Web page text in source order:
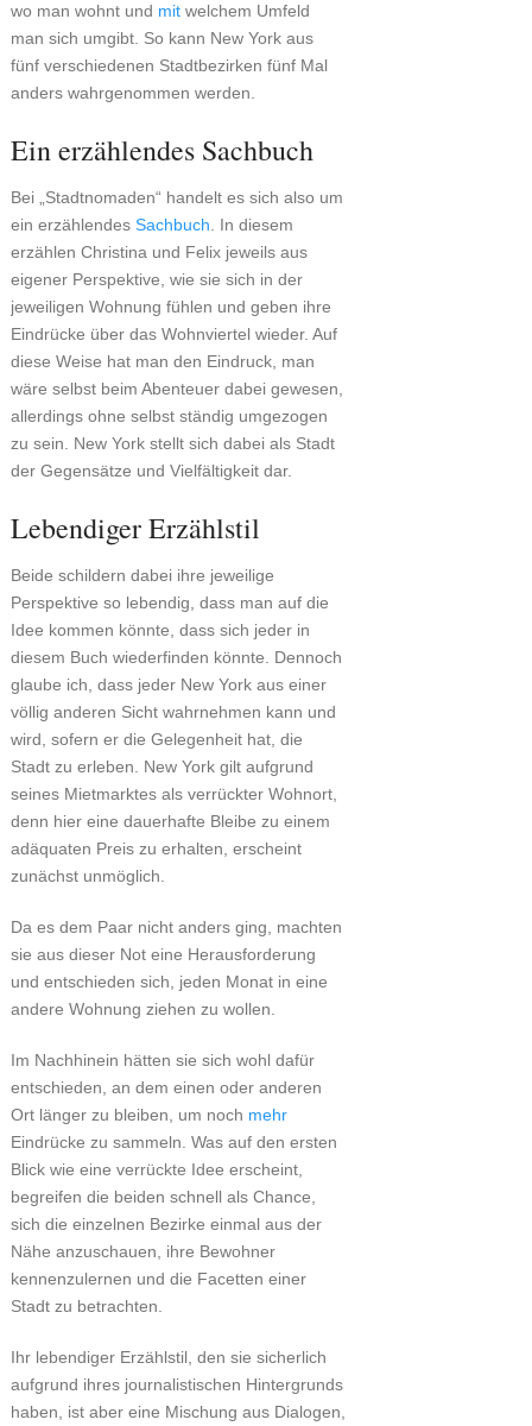
wo man wohnt und mitwelchem Umfeld
man sich umgibt. So kann New York aus
fünf verschiedenen Stadtbezirken fünf Mal
anders wahrgenommen werden.
Ein erzählendes Sachbuch
Bei „Stadtnomaden“ handelt es sich also um
ein erzählendes Sachbuch . In diesem
erzählen Christina und Felix jeweils aus
eigener Perspektive, wie sie sich in der
jeweiligen Wohnung fühlen und geben ihre
Eindrücke über das Wohnviertel wieder. Auf
diese Weise hat man den Eindruck, man
wäre selbst beim Abenteuer dabei gewesen,
allerdings ohne selbst ständig umgezogen
zu sein. New York stellt sich dabei als Stadt
der Gegensätze und Vielfältigkeit dar.
Lebendiger Erzählstil
Beide schildern dabei ihre jeweilige
Perspektive so lebendig, dass man auf die
Idee kommen könnte, dass sich jeder in
diesem Buch wiederfinden könnte. Dennoch
glaube ich, dass jeder New York aus einer
völlig anderen Sicht wahrnehmen kann und
wird, sofern er die Gelegenheit hat, die
Stadt zu erleben. New York gilt aufgrund
seines Mietmarktes als verrückter Wohnort,
denn hier eine dauerhafte Bleibe zu einem
adäquaten Preis zu erhalten, erscheint
zunächst unmöglich.
Da es dem Paar nicht anders ging, machten
sie aus dieser Not eine Herausforderung
und entschieden sich, jeden Monat in eine
andere Wohnung ziehen zu wollen.
Im Nachhinein hätten sie sich wohl dafür
entschieden, an dem einen oder anderen
Ort länger zu bleiben, um noch mehr
Eindrücke zu sammeln. Was auf den ersten
Blick wie eine verrückte Idee erscheint,
begreifen die beiden schnell als Chance,
sich die einzelnen Bezirke einmal aus der
Nähe anzuschauen, ihre Bewohner
kennenzulernen und die Facetten einer
Stadt zu betrachten.
Ihr lebendiger Erzählstil, den sie sicherlich
aufgrund ihres journalistischen Hintergrunds
haben, ist aber eine Mischung aus Dialogen,